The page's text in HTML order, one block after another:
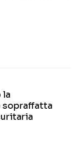
la
sopraffatta